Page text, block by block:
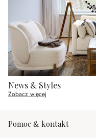
News & Styles
Zobacz więcej
Pomoc & kontakt